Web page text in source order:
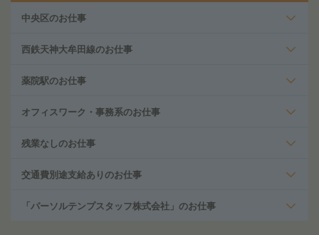
中央区のお仕事
西鉄天神大牟田線のお仕事
薬院駅のお仕事
オフィスワーク・事務系のお仕事
残業なしのお仕事
交通費別途支給ありのお仕事
「パーソルテンプスタッフ株式会社」のお仕事